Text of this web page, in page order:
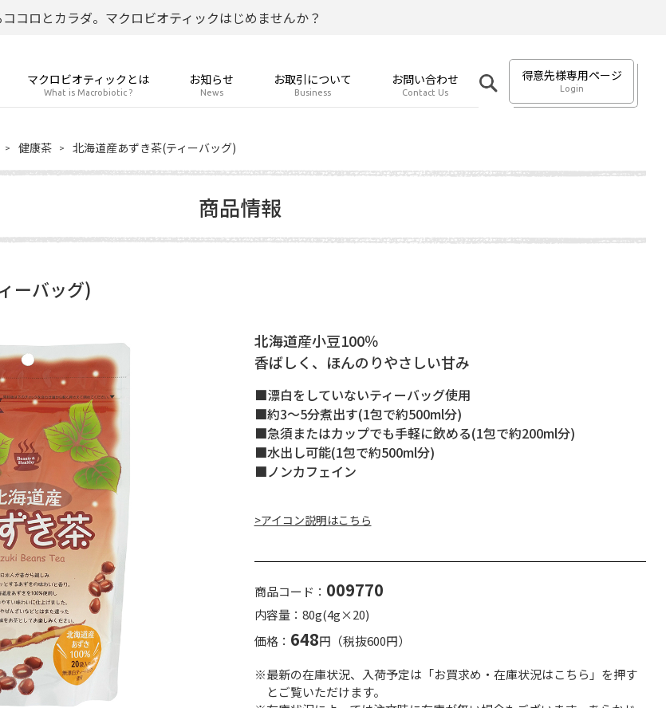
コロとカラダ。マクロビオティックはじめませんか？
マクロビオティックとは
What is Macrobiotic ?
お知らせ
News
お取引について
Business
お問い合わせ
Contact Us
得意先様専用ページ
Login
健康茶 北海道産あずき茶(ティーバッグ)
商品情報
ーバッグ)
北海道産小豆100％
香ばしく、ほんのりやさしい甘み
■漂白をしていないティーバッグ使用
■約3～5分煮出す(1包で約500ml分)
■急須またはカップでも手軽に飲める(1包で約200ml分)
■水出し可能(1包で約500ml分)
■ノンカフェイン
>アイコン説明はこちら
商品コード： 009770
内容量：80g(4g×20)
価格： 648円（税抜600円）
※最新の在庫状況、入荷予定は「お買求め・在庫状況はこちら」を押す
とご覧いただけます。